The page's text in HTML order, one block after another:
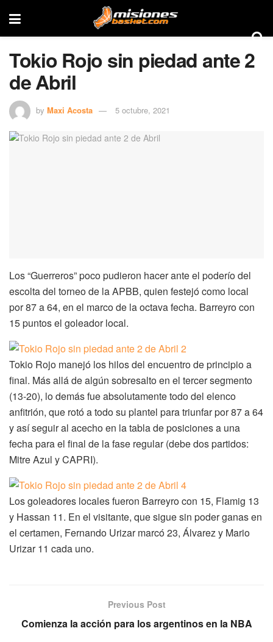
Tokio Rojo sin piedad ante 2
de Abril
by Maxi Acosta 5 octubre, 2021
Los “Guerreros” poco pudieron hacer ante el poderío del
escolta del torneo de la APBB, quien festejó como local
por 87 a 64, en el marco de la octava fecha. Barreyro con
15 puntos el goleador local.
Tokio Rojo manejó los hilos del encuentro de principio a
final. Más allá de algún sobresalto en el tercer segmento
(13-20), lo demás fue absolutamente todo del elenco
anfitrión, que rotó a todo su plantel para triunfar por 87 a 64
y así seguir al acecho en la tabla de posiciones a una
fecha para el final de la fase regular (debe dos partidos:
Mitre Azul y CAPRI).
Los goleadores locales fueron Barreyro con 15, Flamig 13
y Hassan 11. En el visitante, que sigue sin poder ganas en
el certamen, Fernando Urizar marcó 23, Álvarez y Mario
Urizar 11 cada uno.
Previous Post
Comienza la acción para los argentinos en la NBA